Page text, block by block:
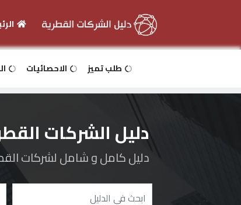
دخول
طلب تميز الاحصائيات
دليل الشركات
دليل كامل و شامل لشركات